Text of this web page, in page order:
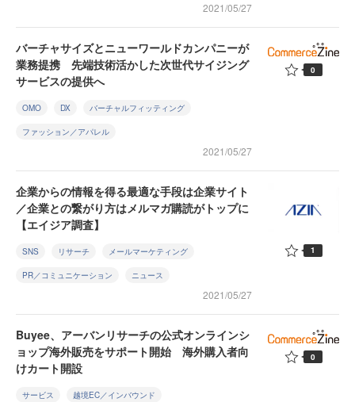
2021/05/27
バーチャサイズとニューワールドカンパニーが
業務提携 先端技術活かした次世代サイジング
サービスの提供へ
OMO DX バーチャルフィッティング
ファッション／アパレル
2021/05/27
0
企業からの情報を得る最適な手段は企業サイト
／企業との繋がり方はメルマガ購読がトップに
【エイジア調査】
SNS リサーチ メールマーケティング
PR／コミュニケーション ニュース
2021/05/27
1
Buyee、アーバンリサーチの公式オンラインシ
ョップ海外販売をサポート開始 海外購入者向
けカート開設
サービス 越境EC／インバウンド
0